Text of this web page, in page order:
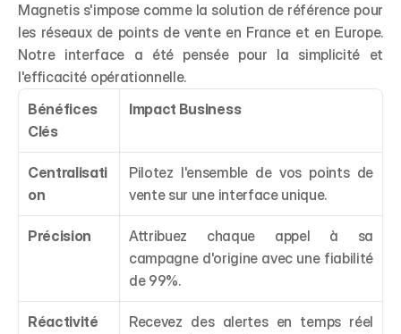
Magnetis s'impose comme la solution de référence pour
les réseaux de points de vente en France et en Europe.
Notre interface a été pensée pour la simplicité et
l'efficacité opérationnelle.
Bénéfices
Clés
Impact Business
Centralisati
on
Pilotez l'ensemble de vos points de
vente sur une interface unique.
Précision
Attribuez chaque appel à sa
campagne d'origine avec une fiabilité
de 99%.
Réactivité
Recevez des alertes en temps réel